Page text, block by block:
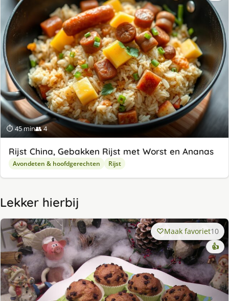
⏱ 45 min👥 4
Rijst China, Gebakken Rijst met Worst en Ananas
Avondeten & hoofdgerechten Rijst
Lekker hierbij
Maak favoriet10
👍